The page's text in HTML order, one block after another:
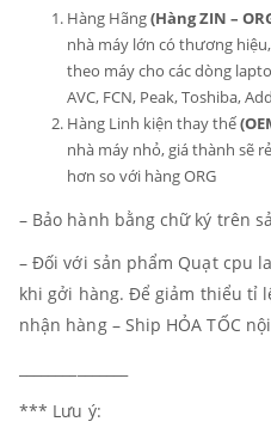
Hàng Hãng(Hàng ZIN –
nhà máy lớn có thương
theo máy cho các dòng
AVC, FCN, Peak, Toshiba,
Hàng Linh kiện thay thế
nhà máy nhỏ, giá thành sẽ
hơn so với hàng ORG
– Bảo hành bằng chữ ký trên
– Đối với sản phẩm Quạt cpu
khi gởi hàng. Để giảm thiểu tỉ
nhận hàng – Ship HỎA TỐC
*** Lưu ý: